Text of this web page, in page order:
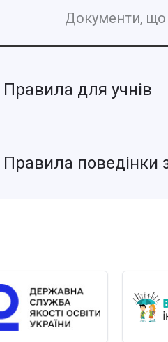
Документи, що
Правила для учнів
Правила поведінки